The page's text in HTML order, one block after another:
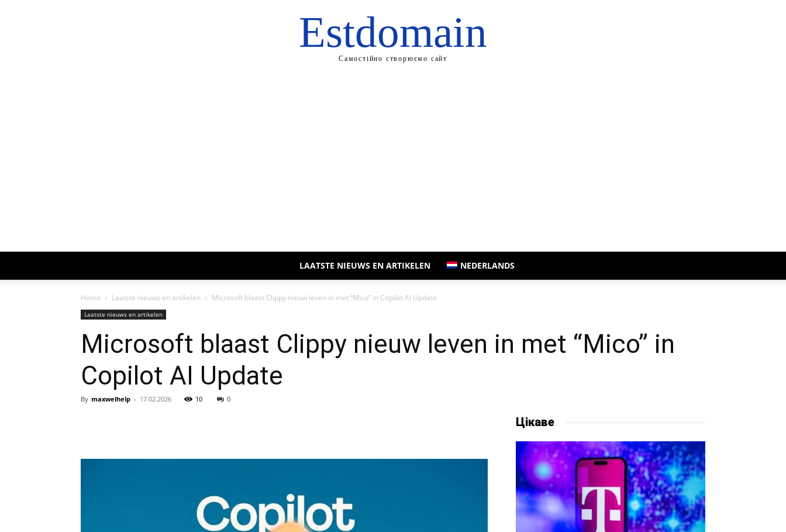
Estdomain
Самостійно створюємо сайт
LAATSTE NIEUWS EN ARTIKELEN NEDERLANDS
Home Laatste nieuws en artikelen Microsoft blaast Clippy nieuw leven in met “Mico” in Copilot AI Update
Laatste nieuws en artikelen
Microsoft blaast Clippy nieuw leven in met “Mico” in
Copilot AI Update
By maxwelhelp - 17.02.2026 10 0
Цікаве